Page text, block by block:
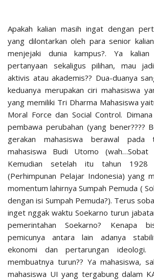
Apakah kalian masih ingat dengan
yang dilontarkan oleh para senior
menjejaki dunia kampus?. Ya kalian
pertanyaan sekaligus pilihan, mau
aktivis atau akademis?? Dua-duanya
keduanya merupakan ciri mahasiswa
yang memiliki Tri Dharma Mahasiswa
Moral Force dan Social Control.
pembawa perubahan (yang bener????
gerakan mahasiswa berawal
mahasiswa Budi Utomo (wah…Sobat
Kemudian setelah itu tahun 1928
(Perhimpunan Pelajar Indonesia) yang
momentum lahirnya Sumpah Pemuda (
dengan isi Sumpah Pemuda?). Terus
inget nggak waktu Soekarno turun
pemerintahan Soekarno? Kenapa
pemicunya antara lain adanya
ekonomi dan pertarungan ideologi.
membuatnya turun?? Ya mahasiswa,
mahasiswa UI yang tergabung dalam